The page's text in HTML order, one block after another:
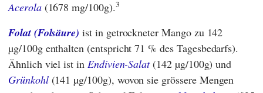
Acerola(1678 mg/100g).3
Folat (Folsäure) ist in getrockneter Mango zu 142
µg/100g enthalten (entspricht 71 % des Tagesbedarfs).
Ähnlich viel ist in Endivien-Salat(142 µg/100g) und
Grünkohl(141 µg/100g), wovon sie grössere Mengen